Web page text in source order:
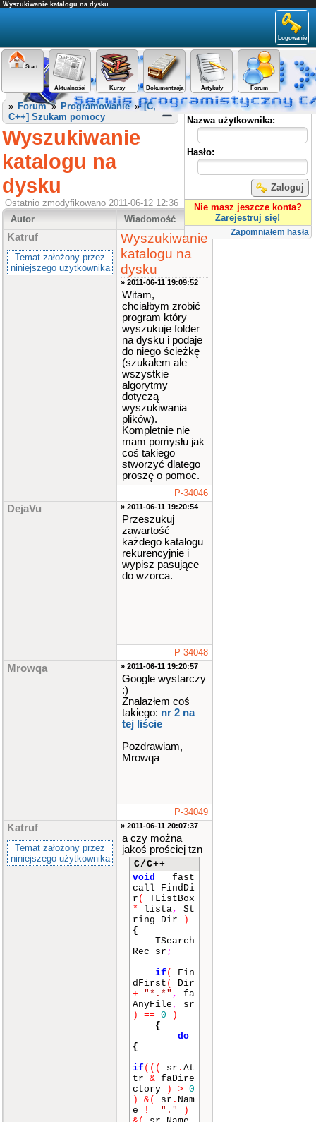
Wyszukiwanie katalogu na dysku
Logowanie
Start
Aktualności Kursy Dokumentacja Artykuły Forum
Panel użytkownika
Nazwa użytkownika:
Hasło:
Zaloguj
Nie masz jeszcze konta?
Zarejestruj się!
Zapomniałem hasła
» Forum» Programowanie»[C,
C++] Szukam pomocy
Wyszukiwanie
katalogu na
dysku
Ostatnio zmodyfikowano 2011-06-12 12:36
Autor
Wiadomość
Katruf
Temat założony przez
niniejszego użytkownika
Wyszukiwanie
katalogu na
dysku
» 2011-06-11 19:09:52
Witam,
chciałbym zrobić
program który
wyszukuje folder
na dysku i podaje
do niego ścieżkę
(szukałem ale
wszystkie
algorytmy
dotyczą
wyszukiwania
plików).
Kompletnie nie
mam pomysłu jak
coś takiego
stworzyć dlatego
proszę o pomoc.
P-34046
DejaVu » 2011-06-11 19:20:54
Przeszukuj
zawartość
każdego katalogu
rekurencyjnie i
wypisz pasujące
do wzorca.
P-34048
Mrowqa » 2011-06-11 19:20:57
Google wystarczy
:)
Znalazłem coś
takiego: nr 2 na
tej liście
Pozdrawiam,
Mrowqa
P-34049
Katruf
Temat założony przez
niniejszego użytkownika
» 2011-06-11 20:07:37
a czy można
jakoś prościej tzn
C/C++
void __fast
call FindDi
r (
TListBox
*
lista,
St
ring Dir
)
{
TSearch
Rec sr ;
if (
Fin
dFirst (
Dir
+
"*.*" ,
fa
AnyFile ,
sr
)
== 0
)
{
do
{
if ( ( ( sr . At
tr & faDire
ctory
) > 0
)
&( sr . Nam
e
!= "."
)